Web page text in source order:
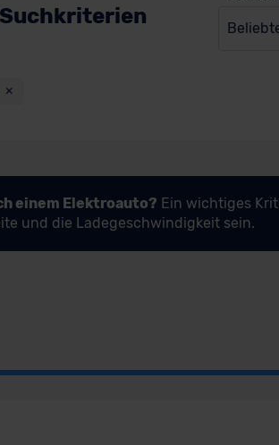
einem Elektroauto? Ein wichtiges
und die Ladegeschwindigkeit sein.